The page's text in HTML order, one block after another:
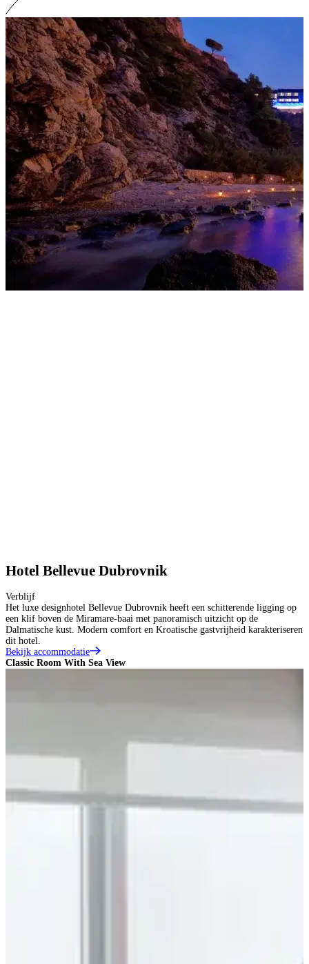
Hotel Bellevue Dubrovnik
Verblijf
Het luxe designhotel Bellevue Dubrovnik heeft een schitterende ligging op
een klif boven de Miramare-baai met panoramisch uitzicht op de
Dalmatische kust. Modern comfort en Kroatische gastvrijheid karakteriseren
dit hotel.
Bekijk accommodatie
Classic Room With Sea View